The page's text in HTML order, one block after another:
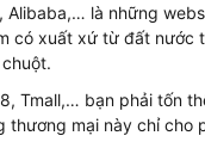
Alibaba,… là những
có xuất xứ từ đất nước
Tmall,… bạn phải tốn
thương mại này chỉ cho